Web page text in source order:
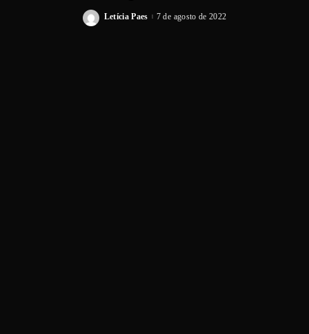
Letícia Paes 7 de agosto de 2022